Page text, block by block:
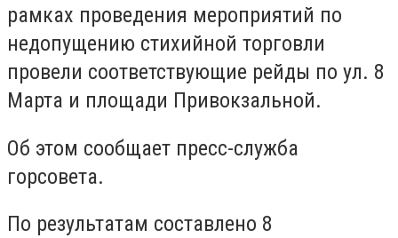
рамках проведения мероприятий по
недопущению стихийной торговли
провели соответствующие рейды по ул. 8
Марта и площади Привокзальной.
Об этом сообщает пресс-служба
горсовета.
По результатам составлено 8